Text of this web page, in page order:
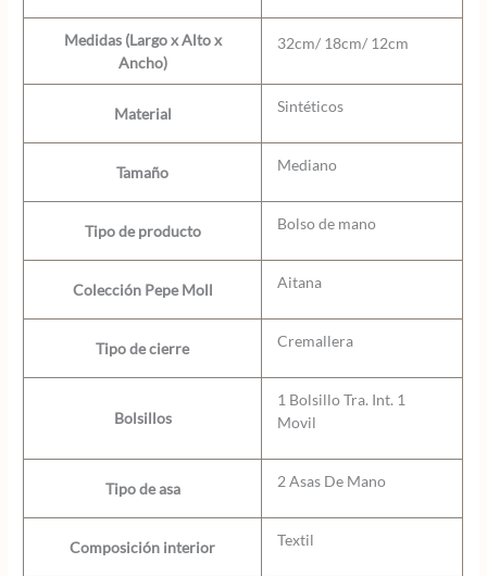
Medidas (Largo x Alto x
Ancho)
32cm/ 18cm/ 12cm
Material Sintéticos
Tamaño Mediano
Tipo de producto Bolso de mano
Colección Pepe Moll Aitana
Tipo de cierre Cremallera
Bolsillos
1 Bolsillo Tra. Int. 1
Movil
Tipo de asa 2 Asas De Mano
Composición interior Textil